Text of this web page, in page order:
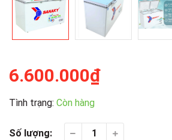
6.600.000₫
Tình trạng: Còn hàng
Số lượng: